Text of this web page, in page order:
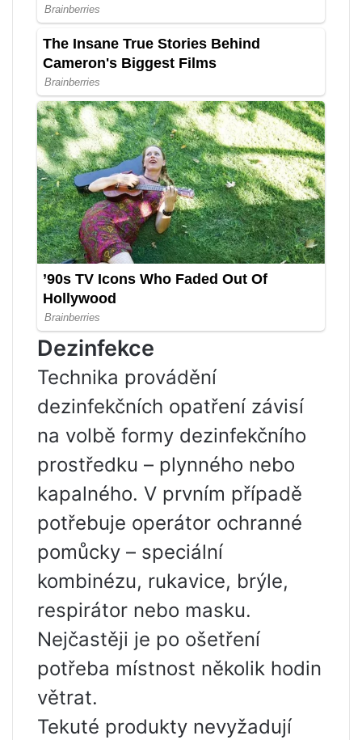
Dezinfekce
Technika provádění
dezinfekčních opatření závisí
na volbě formy dezinfekčního
prostředku – plynného nebo
kapalného. V prvním případě
potřebuje operátor ochranné
pomůcky – speciální
kombinézu, rukavice, brýle,
respirátor nebo masku.
Nejčastěji je po ošetření
potřeba místnost několik hodin
větrat.
Tekuté produkty nevyžadují